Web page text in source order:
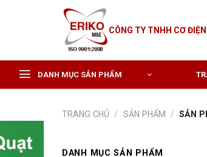
CÔNG TY TNHH CƠ
DANH MỤC SẢN PHẨM
TRANG CHỦ / SẢN PHẨM / SẢN
DANH MỤC SẢN PHẨM